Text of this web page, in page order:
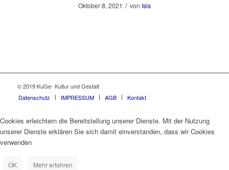
Oktober 8, 2021 / von Isis
© 2019 KuGe- Kultur und Gestalt
Datenschutz
IMPRESSUM AGB Kontakt
Cookies erleichtern die Bereitstellung unserer Dienste. Mit der Nutzung
unserer Dienste erklären Sie sich damit einverstanden, dass wir Cookies
verwenden
OK Mehr erfahren